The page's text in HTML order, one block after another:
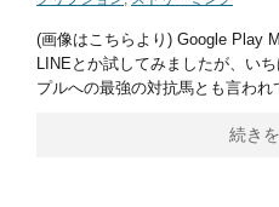
(画像はこちらより) Google Play
LINEとか試してみましたが、い
プルへの最強の対抗馬とも言われ
続き